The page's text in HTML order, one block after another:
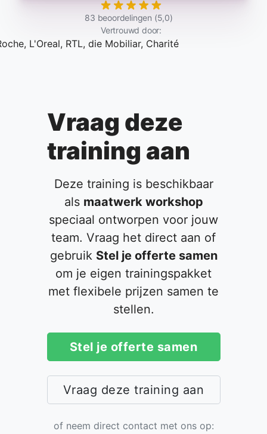
83 beoordelingen (5,0)
Vertrouwd door:
Vraag deze
training aan
Deze training is beschikbaar
als maatwerk workshop
speciaal ontworpen voor jouw
team. Vraag het direct aan of
gebruik Stel je offerte samen
om je eigen trainingspakket
met flexibele prijzen samen te
stellen.
Stel je offerte samen
Vraag deze training aan
of neem direct contact met ons op: